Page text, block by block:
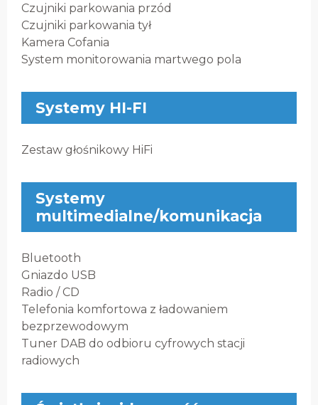
Czujniki parkowania przód
Czujniki parkowania tył
Kamera Cofania
System monitorowania martwego pola
Systemy HI-FI
Zestaw głośnikowy HiFi
Systemy
multimedialne/komunikacja
Bluetooth
Gniazdo USB
Radio / CD
Telefonia komfortowa z ładowaniem
bezprzewodowym
Tuner DAB do odbioru cyfrowych stacji
radiowych